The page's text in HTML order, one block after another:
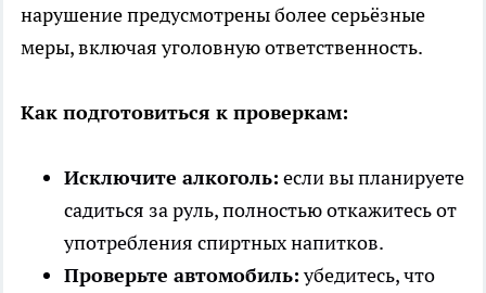
нарушение предусмотрены более серьёзные
меры, включая уголовную ответственность.
Как подготовиться к проверкам:
Исключите алкоголь: если вы планируете
садиться за руль, полностью откажитесь от
употребления спиртных напитков.
Проверьте автомобиль:убедитесь, что